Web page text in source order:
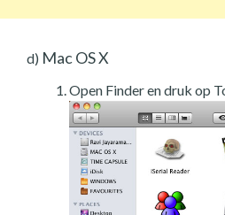
d) Mac OS X
Open Finder en druk op